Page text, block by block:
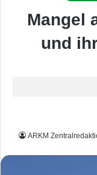
Mangel
und
ARKM